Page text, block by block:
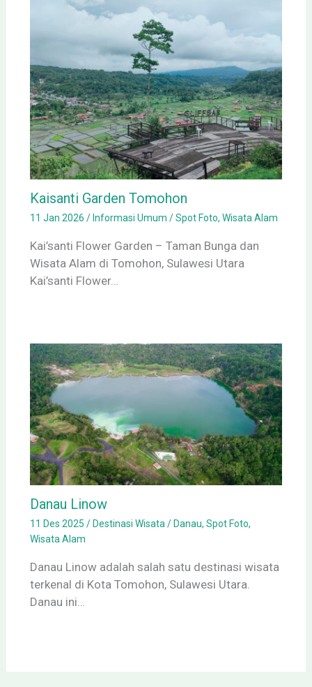
Kaisanti Garden Tomohon
11 Jan 2026/ Informasi Umum /Spot Foto,Wisata Alam
Kai’santi Flower Garden – Taman Bunga dan
Wisata Alam di Tomohon, Sulawesi Utara
Kai’santi Flower…
Danau Linow
11 Des 2025/ Destinasi Wisata/ Danau,Spot Foto,
Wisata Alam
Danau Linow adalah salah satu destinasi wisata
terkenal di Kota Tomohon, Sulawesi Utara.
Danau ini…